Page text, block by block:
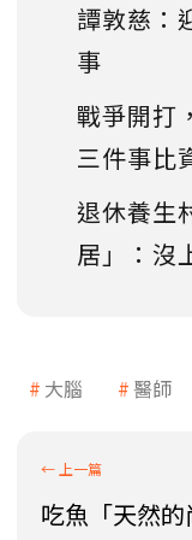
譚敦慈：
事
戰爭開打
三件事比
退休養生
居」：沒
大腦 醫師
吃魚「天然